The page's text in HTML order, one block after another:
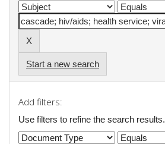
Start a new search
Add filters:
Use filters to refine the search results.